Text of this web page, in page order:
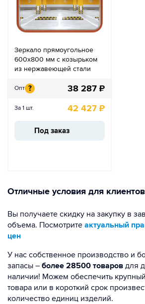
Зеркало прямоугольное
600х800 мм с козырьком
из нержавеющей стали
Опт ? 38 287 ₽
За 1 шт. 42 427 ₽
Под заказ
Отличные условия для
Вы получаете скидку на закупку в
объема. Посмотрите актуальный
цен
У нас собственное производство и
запасы – более 28500 товаров для
наличии! Можем обеспечить
товара или в короткий срок
количество единиц изделий.